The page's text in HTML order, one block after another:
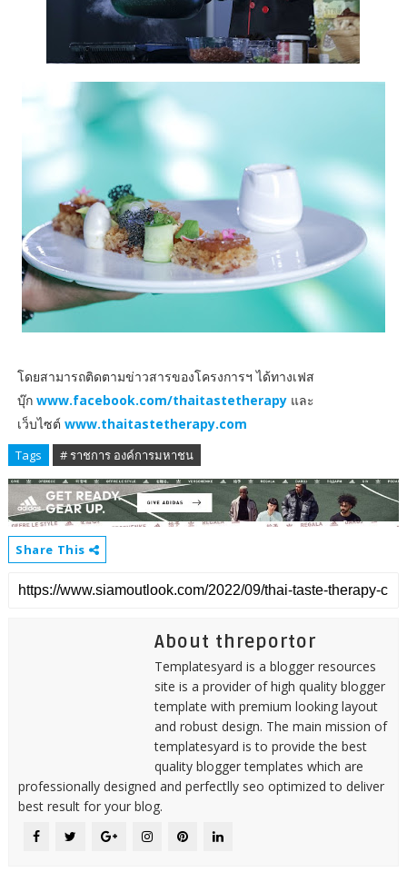
โดยสามารถติดตามข่าวสารของโครงการฯ ได้ทางเฟส
บุ๊ก www.facebook.com/thaitastetherapyและ
เว็บไซต์ www.thaitastetherapy.com
Tags # ราชการ องค์การมหาชน
Share This
About threportor
Templatesyard is a blogger resources
site is a provider of high quality blogger
template with premium looking layout
and robust design. The main mission of
templatesyard is to provide the best
quality blogger templates which are
professionally designed and perfectlly seo optimized to deliver
best result for your blog.